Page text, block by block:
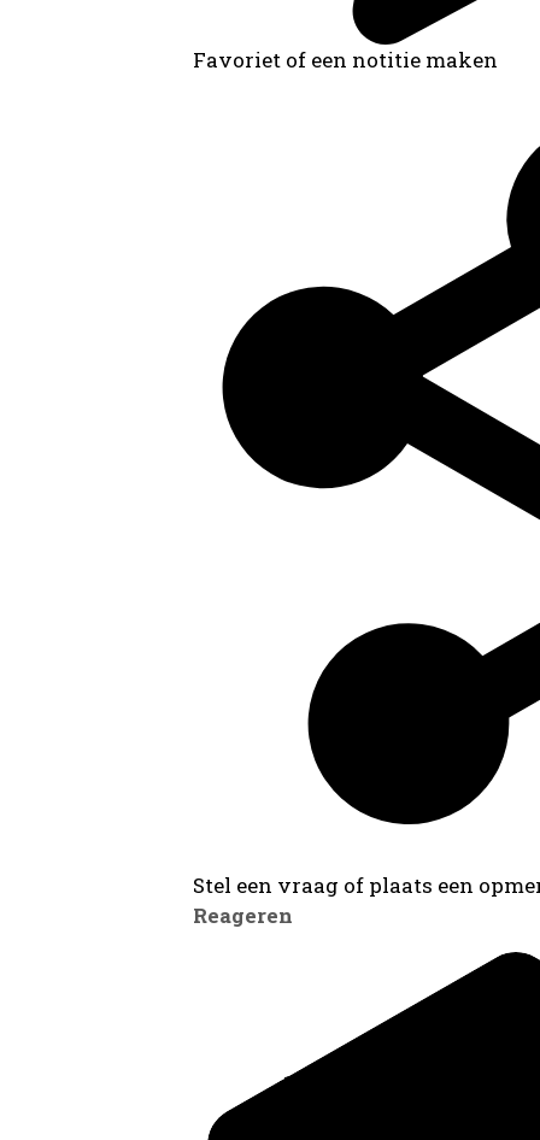
Favoriet of een notitie maken
Stel een vraag of plaats een
Reageren